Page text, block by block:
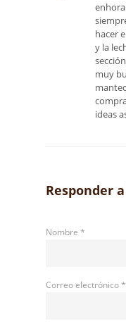
hacer
y la
muy
ideas
Responder a
Nombre *
Correo electrónico*